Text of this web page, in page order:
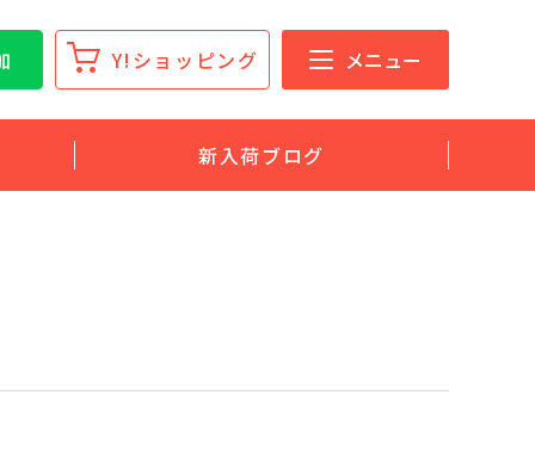
Y!ショッピング メニュー
新入荷ブログ